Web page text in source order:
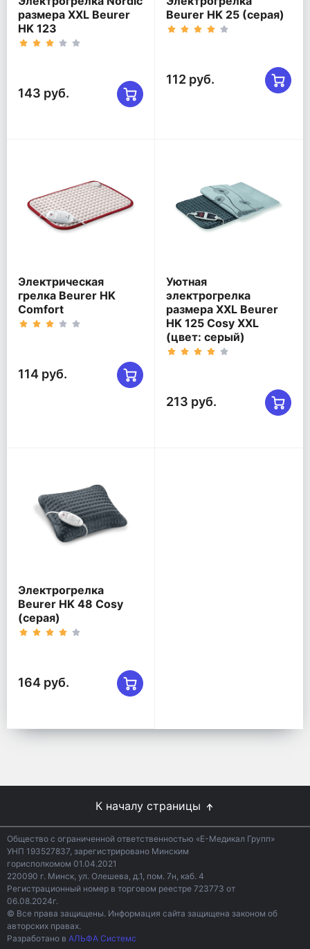
размера XXL Beurer
HK 123
143 руб.
Beurer HK 25 (серая)
112 руб.
Электрическая
грелка Beurer HK
Comfort
114 руб.
Уютная
электрогрелка
размера XXL Beurer
HK 125 Cosy XXL
(цвет: серый)
213 руб.
Электрогрелка
Beurer HK 48 Cosy
(серая)
164 руб.
К началу страницы
Общество с ограниченной ответственностью «Е-Медикал Групп»
УНП 193527837, зарегистрировано Минским
горисполкомом 01.04.2021
220090 г. Минск, ул. Олешева, д.1, пом. 7н, каб. 4
Регистрационный номер в торговом реестре 723773 от
06.08.2024г.
© Все права защищены. Информация сайта защищена законом об
авторских правах.
Разработано в АЛЬФА Системс